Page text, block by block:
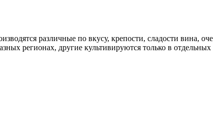
различные по вкусу, крепости, сладости вина,
регионах, другие культивируются только в отдельных